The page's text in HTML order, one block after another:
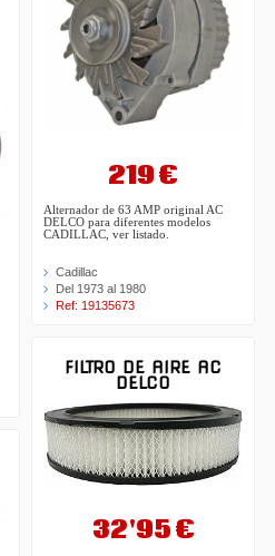
219 €
Alternador de 63 AMP original AC
DELCO para diferentes modelos
CADILLAC, ver listado.
Cadillac
Del 1973 al 1980
Ref: 19135673
FILTRO DE AIRE AC
DELCO
32'95 €